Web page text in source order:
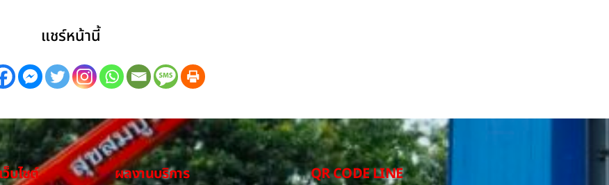
แชร์หน้านี้
บไซต์ ผลงานบริการ QR CODE LINE